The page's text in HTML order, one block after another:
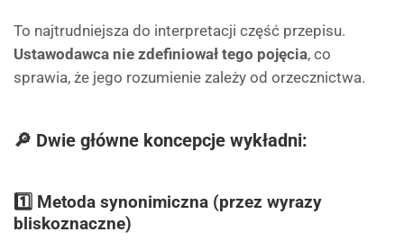
To najtrudniejsza do interpretacji część przepisu.
Ustawodawca nie zdefiniował tego pojęcia, co
sprawia, że jego rozumienie zależy od orzecznictwa.
🔎 Dwie główne koncepcje wykładni:
1️⃣ Metoda synonimiczna (przez wyrazy
bliskoznaczne)